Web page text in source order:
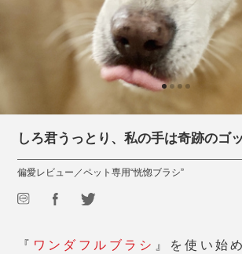
しろ君うっとり、私の手は奇跡のゴ
偏愛レビュー／ペット専用“恍惚ブラシ”
『 ワンダフルブラシ 』を使い始